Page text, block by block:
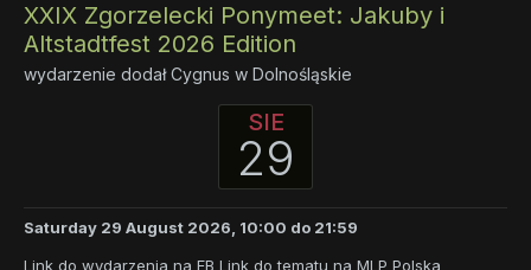
XXIX Zgorzelecki Ponymeet: Jakuby i
Altstadtfest 2026 Edition
wydarzenie dodałCygnus w Dolnośląskie
SIE
29
Saturday 29 August 2026, 10:00 do 21:59
Link do wydarzenia na FB Link do tematu na MLP Polska